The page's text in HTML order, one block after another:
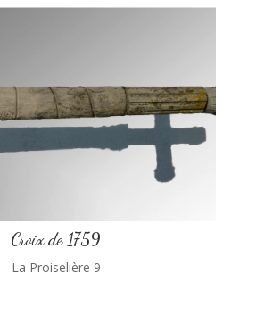
Croix de 1759
La Proiselière 9